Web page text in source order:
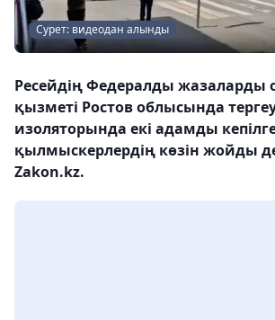
Сурет: видеодан алынды
Ресейдің Федералды жазаларды
қызметі Ростов облысында
изоляторында екі адамды
қылмыскерлердің көзін жойды
Zakon.kz.